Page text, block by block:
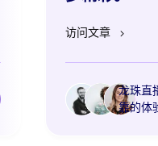
访问文章
龙珠直
靠的体